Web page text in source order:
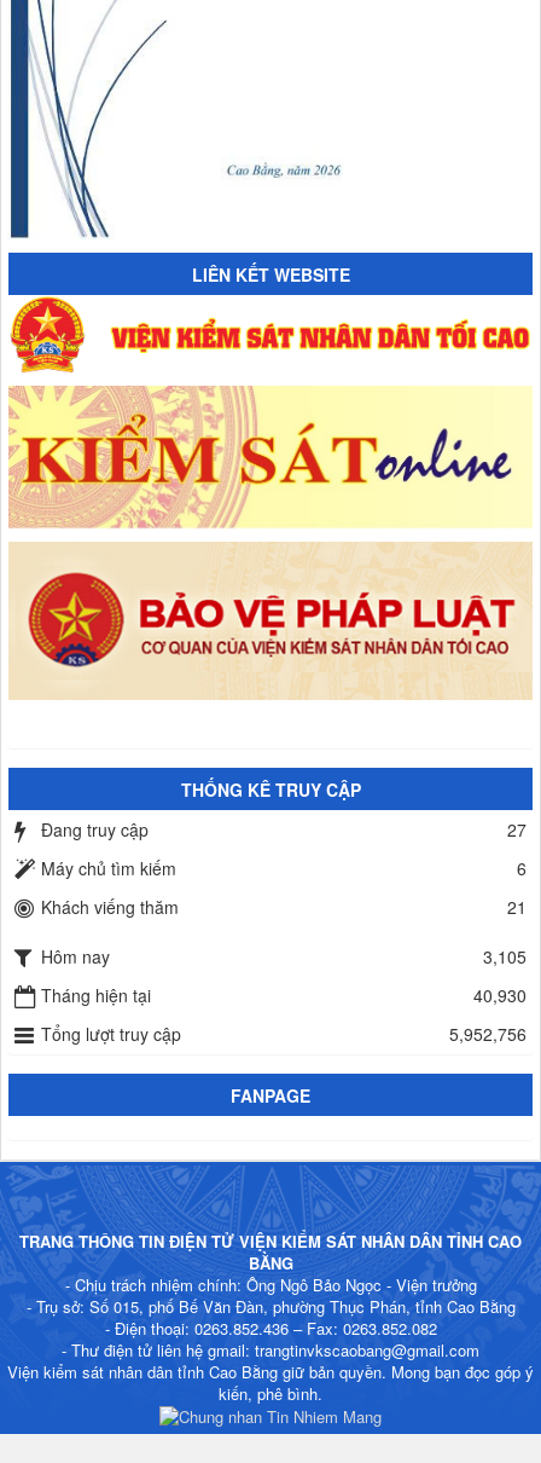
LIÊN KẾT WEBSITE
THỐNG KÊ TRUY CẬP
Đang truy cập
27
Máy chủ tìm kiếm
6
Khách viếng thăm
21
Hôm nay
3,105
Tháng hiện tại
40,930
Tổng lượt truy cập
5,952,756
FANPAGE
TRANG THÔNG TIN ĐIỆN TỬ VIỆN KIỂM SÁT NHÂN DÂN TỈNH CAO
BẰNG
- Chịu trách nhiệm chính: Ông Ngô Bảo Ngọc - Viện trưởng
- Trụ sở: Số 015, phố Bế Văn Đàn, phường Thục Phán, tỉnh Cao Bằng
- Điện thoại: 0263.852.436 – Fax: 0263.852.082
- Thư điện tử liên hệ gmail: trangtinvkscaobang@gmail.com
Viện kiểm sát nhân dân tỉnh Cao Bằng giữ bản quyền. Mong bạn đọc góp ý
kiến, phê bình.